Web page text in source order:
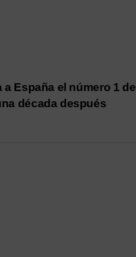
a España el número 1 del
década después